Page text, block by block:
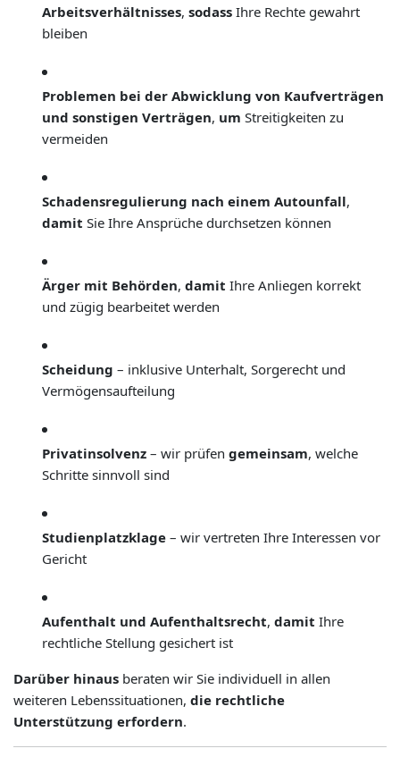
Arbeitsverhältnisses, sodass Ihre Rechte gewahrt
bleiben
Problemen bei der Abwicklung von Kaufverträgen
und sonstigen Verträgen, um Streitigkeiten zu
vermeiden
Schadensregulierung nach einem Autounfall,
damit Sie Ihre Ansprüche durchsetzen können
Ärger mit Behörden, damit Ihre Anliegen korrekt
und zügig bearbeitet werden
Scheidung – inklusive Unterhalt, Sorgerecht und
Vermögensaufteilung
Privatinsolvenz – wir prüfen gemeinsam, welche
Schritte sinnvoll sind
Studienplatzklage – wir vertreten Ihre Interessen vor
Gericht
Aufenthalt und Aufenthaltsrecht, damit Ihre
rechtliche Stellung gesichert ist
Darüber hinaus beraten wir Sie individuell in allen
weiteren Lebenssituationen, die rechtliche
Unterstützung erfordern.